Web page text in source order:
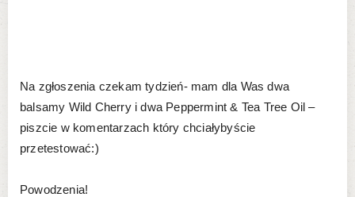
Na zgłoszenia czekam tydzień- mam dla Was dwa
balsamy Wild Cherry i dwa Peppermint & Tea Tree Oil –
piszcie w komentarzach który chciałybyście
przetestować:)
Powodzenia!